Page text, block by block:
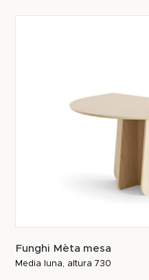
Funghi Mèta mesa
Media luna, altura 730